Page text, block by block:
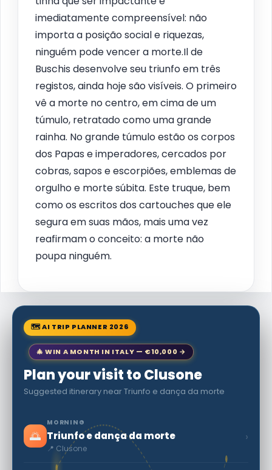
imediatamente compreensível: não
importa a posição social e riquezas,
ninguém pode vencer a morte.Il de
Buschis desenvolve seu triunfo em três
registos, ainda hoje são visíveis. O primeiro
vê a morte no centro, em cima de um
túmulo, retratado como uma grande
rainha. No grande túmulo estão os corpos
dos Papas e imperadores, cercados por
cobras, sapos e escorpiões, emblemas de
orgulho e morte súbita. Este truque, bem
como os escritos dos cartouches que ele
segura em suas mãos, mais uma vez
reafirmam o conceito: a morte não
poupa ninguém.
🗺 AI TRIP PLANNER 2026
🎄 WIN A MONTH IN ITALY — €10,000 →
Plan your visit to Clusone
Suggested itinerary near Triunfo e dança da morte
🌅
MORNING
Triunfo e dança da morte
📍 Clusone
›